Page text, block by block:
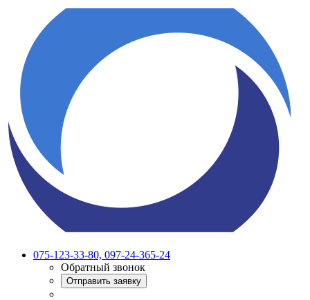
075-123-33-80, 097-24-365-24
Обратный звонок
Отправить заявку